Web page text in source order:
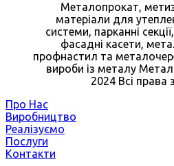
Металопрокат,
матеріали для
системи, парканні
фасадні касети,
профнастил та
вироби із металу
2024 Всі права
Про Нас
Виробництво
Реалізуємо
Послуги
Контакти